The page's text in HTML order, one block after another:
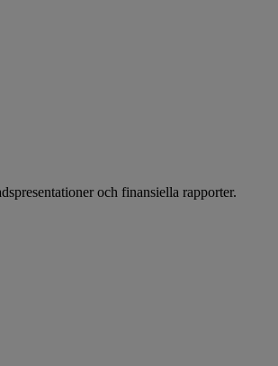
och finansiella rapporter.